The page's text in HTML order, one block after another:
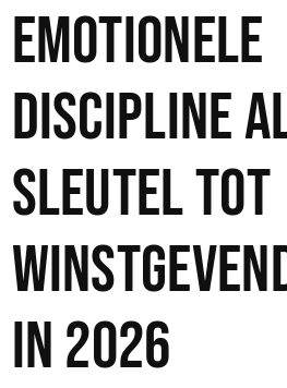
Emotionele
discipline
sleutel tot
in 2026